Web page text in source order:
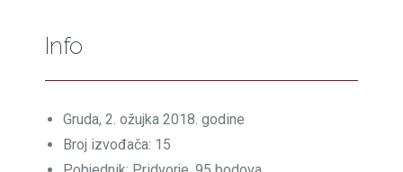
Info
Gruda, 2. ožujka 2018. godine
Broj izvođača: 15